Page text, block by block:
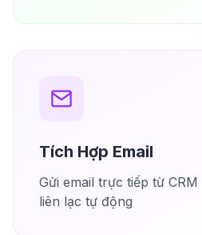
Tích Hợp Email
Gửi email trực tiếp từ
liên lạc tự động